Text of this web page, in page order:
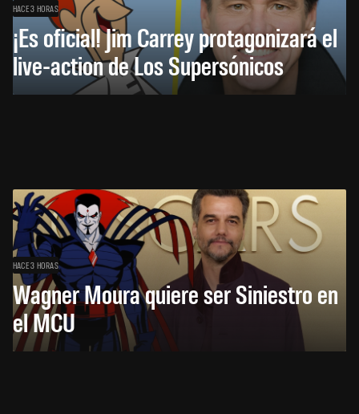
HACE 3 HORAS
¡Es oficial! Jim Carrey protagonizará el
live-action de Los Supersónicos
HACE 3 HORAS
Wagner Moura quiere ser Siniestro en
el MCU